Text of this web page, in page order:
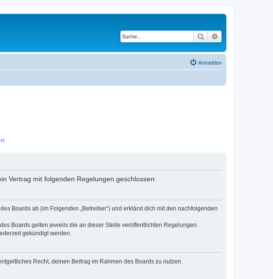
Suche
Anmelden
Vertrag mit folgenden Regelungen geschlossen:
Boards ab (im Folgenden „Betreiber“) und erklärst dich mit den nachfolgenden
Boards gelten jeweils die an dieser Stelle veröffentlichten Regelungen.
gekündigt werden.
Recht, deinen Beitrag im Rahmen des Boards zu nutzen.